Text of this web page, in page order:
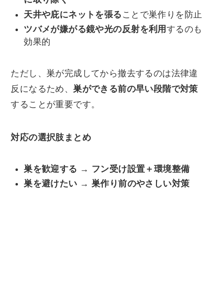
天井や庇にネットを張る ことで巣作りを防止
ツバメが嫌がる鏡や光の反射を利用 するのも
効果的
ただし、巣が完成してから撤去するのは法律違
反になるため、巣ができる前の早い段階で対策
することが重要です。
対応の選択肢まとめ
巣を歓迎する → フン受け設置＋環境整備
巣を避けたい → 巣作り前のやさしい対策